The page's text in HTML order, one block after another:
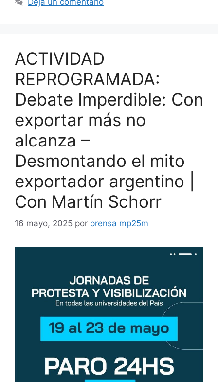
Deja un comentario
ACTIVIDAD
REPROGRAMADA:
Debate Imperdible: Con
exportar más no
alcanza –
Desmontando el mito
exportador argentino |
Con Martín Schorr
16 mayo, 2025 por prensa mp25m